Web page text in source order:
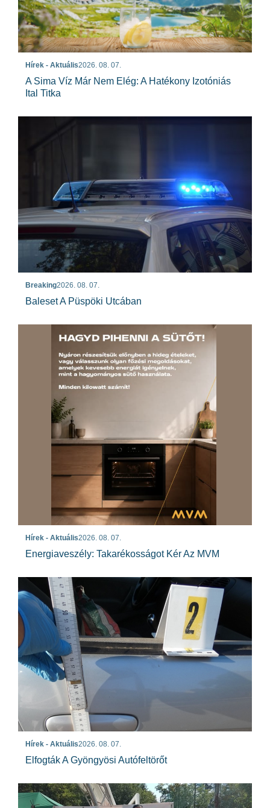
Hírek - Aktuális2026. 08. 07.
A Sima Víz Már Nem Elég: A Hatékony Izotóniás
Ital Titka
Breaking2026. 08. 07.
Baleset A Püspöki Utcában
Hírek - Aktuális2026. 08. 07.
Energiaveszély: Takarékosságot Kér Az MVM
Hírek - Aktuális2026. 08. 07.
Elfogták A Gyöngyösi Autófeltörőt